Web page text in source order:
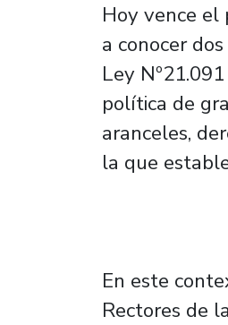
Hoy vence el
a conocer
Ley
política de
aranceles,
la que
En este
Rectores de